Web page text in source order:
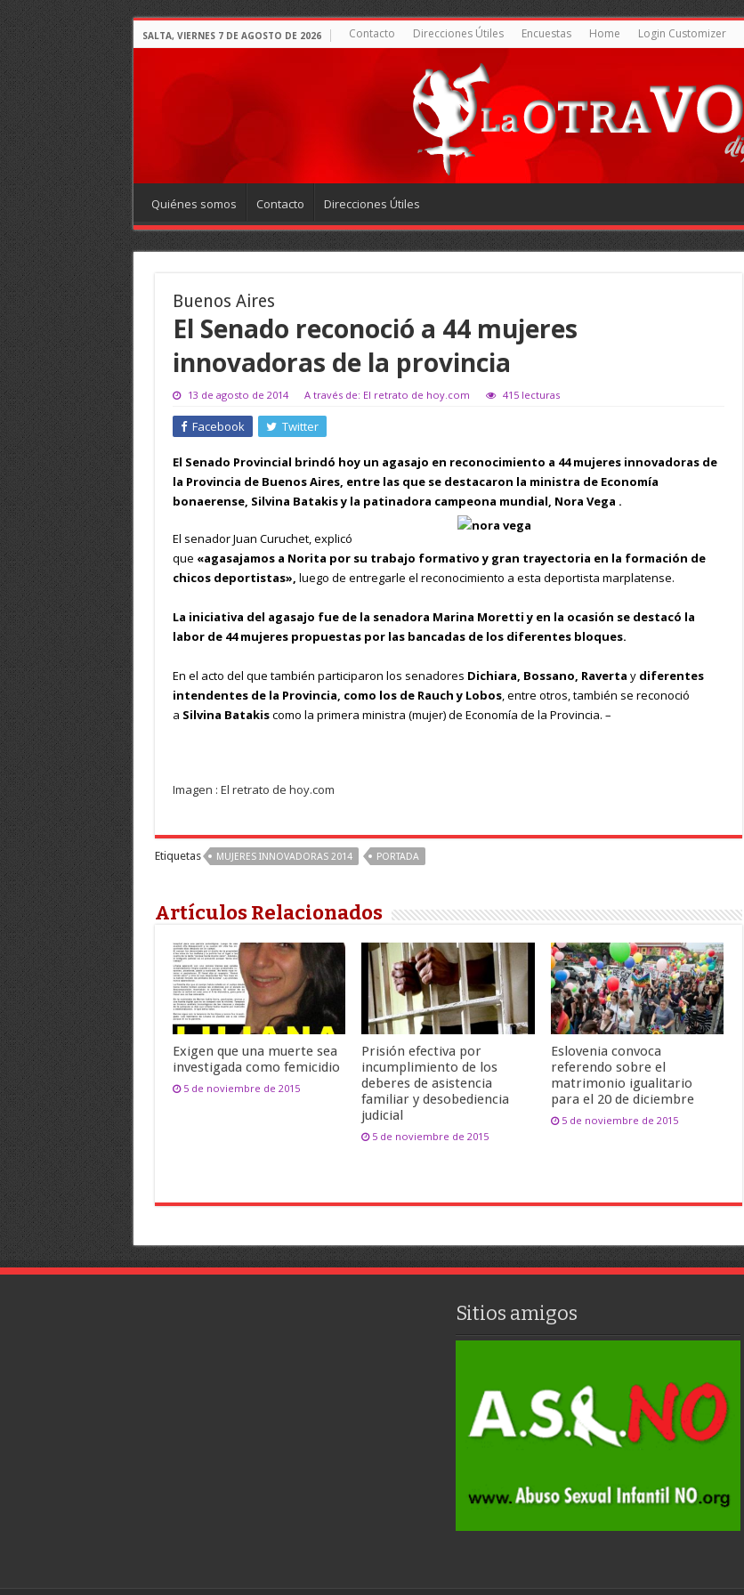
SALTA, VIERNES 7 DE AGOSTO DE 2026 Contacto Direcciones Útiles Encuestas Home Login Customizer
Quiénes somos Contacto Direcciones Útiles
Buenos Aires
El Senado reconoció a 44 mujeres
innovadoras de la provincia
13 de agosto de 2014 A través de: El retrato de hoy.com 415 lecturas
Facebook Twitter
El Senado Provincial brindó hoy un agasajo en reconocimiento a 44 mujeres innovadoras de
la Provincia de Buenos Aires, entre las que se destacaron la ministra de Economía
bonaerense, Silvina Batakis y la patinadora campeona mundial, Nora Vega .
El senador Juan Curuchet, explicó
que «agasajamos a Norita por su trabajo formativo y gran trayectoria en la formación de
chicos deportistas», luego de entregarle el reconocimiento a esta deportista marplatense.
La iniciativa del agasajo fue de la senadora Marina Moretti y en la ocasión se destacó la
labor de 44 mujeres propuestas por las bancadas de los diferentes bloques.
En el acto del que también participaron los senadores Dichiara, Bossano, Raverta y diferentes
intendentes de la Provincia, como los de Rauch y Lobos, entre otros, también se reconoció
a Silvina Batakiscomo la primera ministra (mujer) de Economía de la Provincia. –
Imagen : El retrato de hoy.com
Etiquetas MUJERES INNOVADORAS 2014 PORTADA
Artículos Relacionados
Exigen que una muerte sea
investigada como femicidio
5 de noviembre de 2015
Prisión efectiva por
incumplimiento de los
deberes de asistencia
familiar y desobediencia
judicial
5 de noviembre de 2015
Eslovenia convoca
referendo sobre el
matrimonio igualitario
para el 20 de diciembre
5 de noviembre de 2015
Sitios amigos